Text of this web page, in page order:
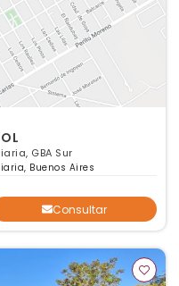
GBA Sur
Buenos Aires
Consultar